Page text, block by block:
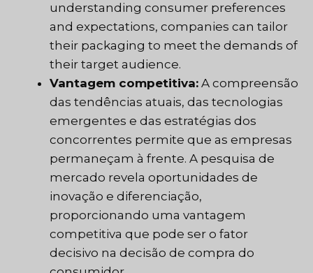
understanding consumer preferences
and expectations, companies can tailor
their packaging to meet the demands of
their target audience.
Vantagem competitiva: A compreensão
das tendências atuais, das tecnologias
emergentes e das estratégias dos
concorrentes permite que as empresas
permaneçam à frente. A pesquisa de
mercado revela oportunidades de
inovação e diferenciação,
proporcionando uma vantagem
competitiva que pode ser o fator
decisivo na decisão de compra do